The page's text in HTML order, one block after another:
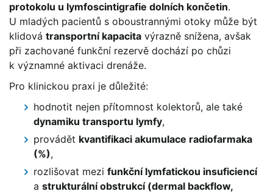
protokolu u lymfoscintigrafie dolních končetin.
U mladých pacientů s oboustrannými otoky může být
klidová transportní kapacita výrazně snížena, avšak
při zachované funkční rezervě dochází po chůzi
k významné aktivaci drenáže.
Pro klinickou praxi je důležité:
hodnotit nejen přítomnost kolektorů, ale také
dynamiku transportu lymfy,
provádět kvantifikaci akumulace radiofarmaka
(%),
rozlišovat mezi funkční lymfatickou insuficiencí
a strukturální obstrukcí (dermal backflow,